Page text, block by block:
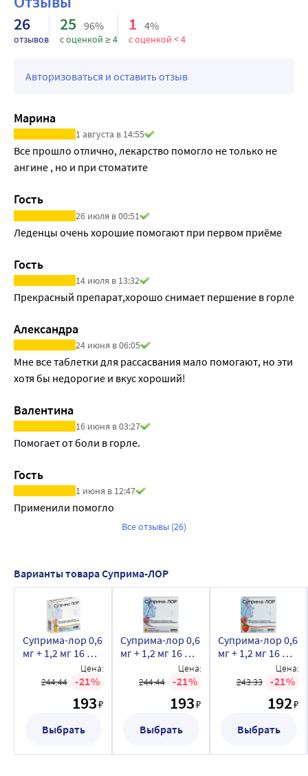
26
отзывов
25 96%
с оценкой ≥ 4
1 4%
с оценкой < 4
Авторизоваться и оставить отзыв
Марина
1 августа в 14:55
Все прошло отлично, лекарство помогло не только не
ангине , но и при стоматите
Гость
26 июля в 00:51
Леденцы очень хорошие помогают при первом приёме
Гость
14 июля в 13:32
Прекрасный препарат,хорошо снимает першение в горле
Александра
24 июня в 06:05
Мне все таблетки для рассасвания мало помогают, но эти
хотя бы недорогие и вкус хороший!
Валентина
16 июня в 03:27
Помогает от боли в горле.
Гость
1 июня в 12:47
Применили помогло
Все отзывы (26)
Варианты товара Суприма-ЛОР
Суприма-лор 0,6
мг + 1,2 мг 16 шт.
таблетки для
рассасывания со
Цена:
244.44
21
193₽
Выбрать
Суприма-лор 0,6
мг + 1,2 мг 16 шт.
таблетки для
рассасывания со
Цена:
244.44
21
193₽
Выбрать
Суприма-лор 0,6
мг + 1,2 мг 16 шт.
таблетки для
рассасывания со
Цена:
243.33
21
192₽
Выбрать